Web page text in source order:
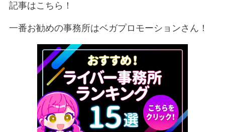
記事はこちら！
一番お勧めの事務所はベガプロモーションさん！